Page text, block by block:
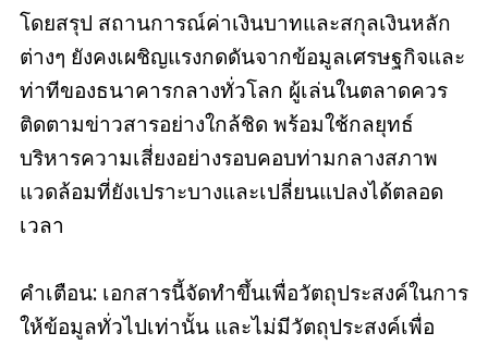
โดยสรุป สถานการณ์ค่าเงินบาทและสกุลเงินหลัก
ต่างๆ ยังคงเผชิญแรงกดดันจากข้อมูลเศรษฐกิจและ
ท่าทีของธนาคารกลางทั่วโลก ผู้เล่นในตลาดควร
ติดตามข่าวสารอย่างใกล้ชิด พร้อมใช้กลยุทธ์
บริหารความเสี่ยงอย่างรอบคอบท่ามกลางสภาพ
แวดล้อมที่ยังเปราะบางและเปลี่ยนแปลงได้ตลอด
เวลา
คำเตือน: เอกสารนี้จัดทำขึ้นเพื่อวัตถุประสงค์ในการ
ให้ข้อมูลทั่วไปเท่านั้น และไม่มีวัตถุประสงค์เพื่อ